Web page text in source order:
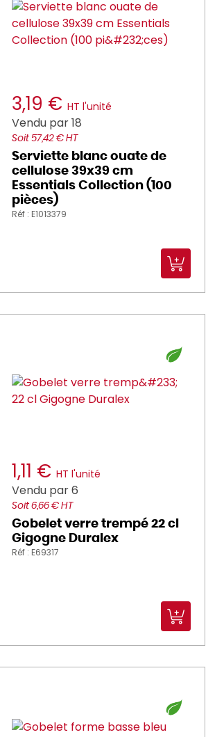
3,19 € HT l'unité
Vendu par 18
Soit 57,42 € HT
Serviette blanc ouate de
cellulose 39x39 cm
Essentials Collection (100
pièces)
Réf : E1013379
1,11 € HT l'unité
Vendu par 6
Soit 6,66 € HT
Gobelet verre trempé 22 cl
Gigogne Duralex
Réf : E69317